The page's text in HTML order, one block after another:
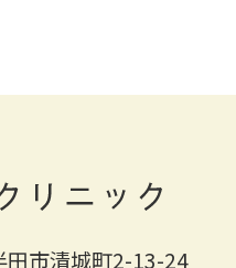
市清城町2-13-24